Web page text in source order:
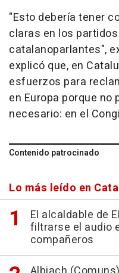
"Esto debería tener
claras en los
catalanoparlantes",
explicó que, en
esfuerzos para
en Europa porque no
necesario: en el
Contenido patrocinado
Lo más leído en
El alcaldable de
filtrarse el audio
compañeros